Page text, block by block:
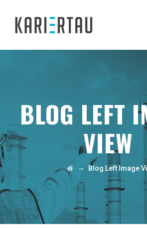
BLOG LEFT
VIEW
→ Blog Left Image